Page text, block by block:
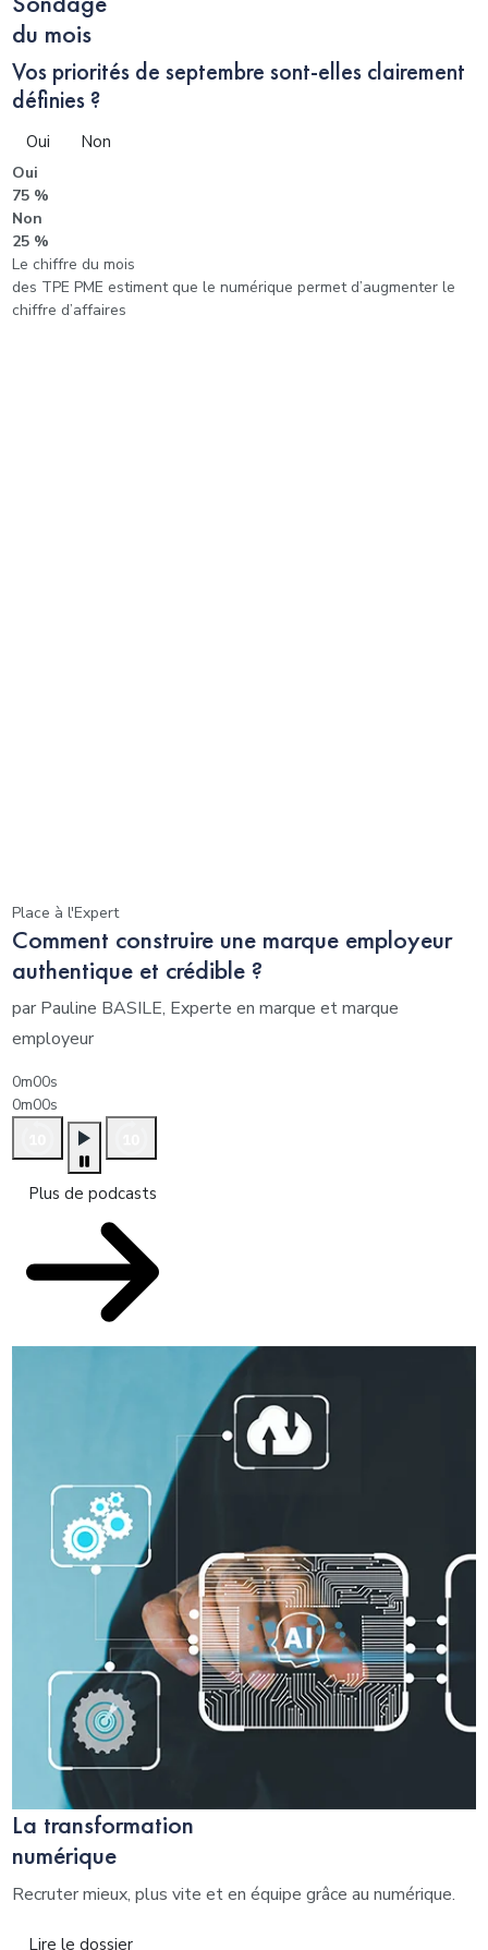
du mois
Vos priorités de septembre sont-elles clairement
définies ?
Oui Non
Oui
75 %
Non
25 %
Le chiffre du mois
des TPE PME estiment que le numérique permet d’augmenter le
chiffre d’affaires
Place à l'Expert
Comment construire une marque employeur
authentique et crédible ?
par Pauline BASILE, Experte en marque et marque
employeur
0m00s
0m00s
Plus de podcasts
La transformation
numérique
Recruter mieux, plus vite et en équipe grâce au numérique.
Lire le dossier